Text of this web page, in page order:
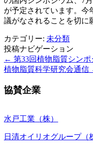
が予定されています。今
議がなされることを切に
カテゴリー: 未分類
投稿ナビゲーション
← 第33回植物脂質シン
植物脂質科学研究会通信
協賛企業
水戸工業（株）
日清オイリオグループ（